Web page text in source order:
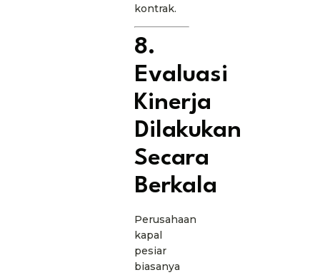
kontrak.
8.
Evaluasi
Kinerja
Dilakukan
Secara
Berkala
Perusahaan
kapal
pesiar
biasanya